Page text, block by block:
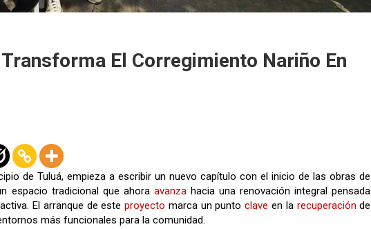
El Corregimiento Nariño En
de Tuluá, empieza a escribir un nuevo capítulo con el inicio de las obras de
espacio tradicional que ahora avanzahacia una renovación integral pensada
El arranque de esteproyecto marca un puntoclave en la recuperación de
más funcionales para la comunidad.